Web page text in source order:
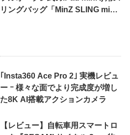
リングバッグ「MinZ SLING mini
｢Insta360 Ace Pro 2｣ 実機レビュ
ー ｰ 様々な面でより完成度が増し
た8K AI搭載アクションカメラ
【レビュー】自転車用スマートロ